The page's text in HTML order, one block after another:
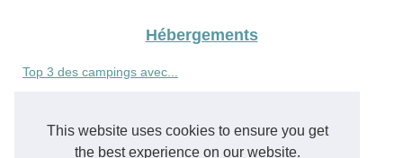
This website uses cookies to ensure you get
the best experience on our website.
Hébergements
Top 3 des campings avec...
Voyager a la reunion sans se...